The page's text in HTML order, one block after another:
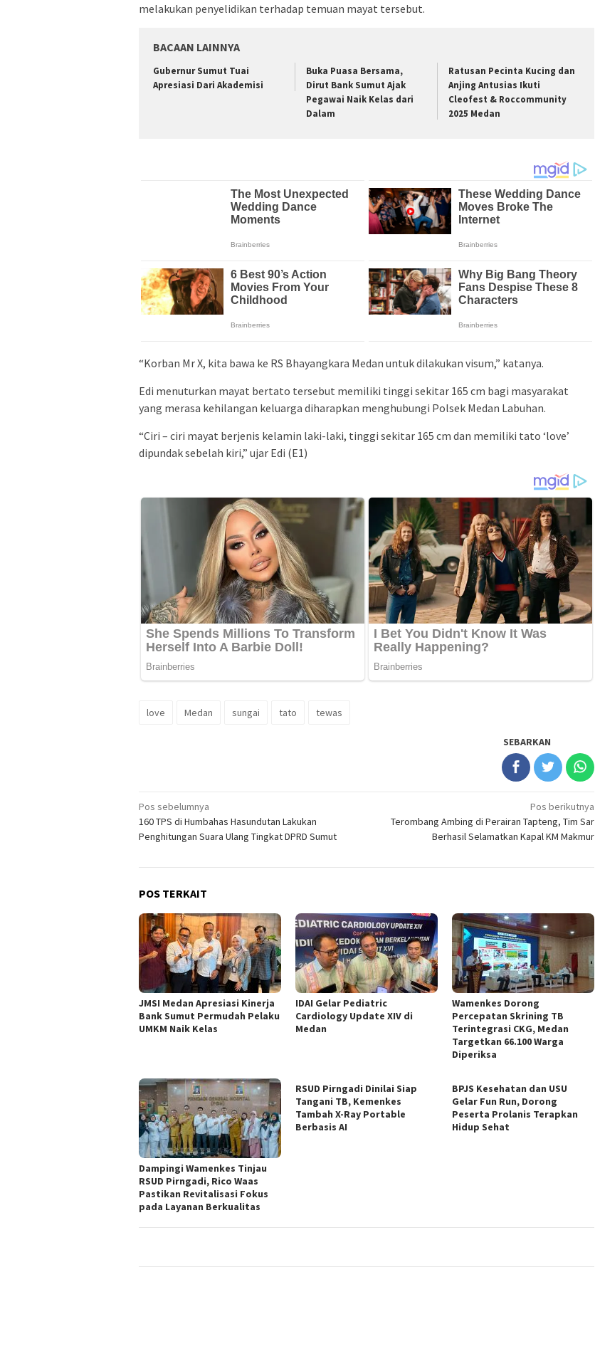
melakukan penyelidikan terhadap temuan mayat tersebut.
BACAAN LAINNYA
Gubernur Sumut Tuai
Apresiasi Dari Akademisi
Buka Puasa Bersama,
Dirut Bank Sumut Ajak
Pegawai Naik Kelas dari
Dalam
Ratusan Pecinta Kucing dan
Anjing Antusias Ikuti
Cleofest & Roccommunity
2025 Medan
“Korban Mr X, kita bawa ke RS Bhayangkara Medan untuk dilakukan visum,” katanya.
Edi menuturkan mayat bertato tersebut memiliki tinggi sekitar 165 cm bagi masyarakat
yang merasa kehilangan keluarga diharapkan menghubungi Polsek Medan Labuhan.
“Ciri – ciri mayat berjenis kelamin laki-laki, tinggi sekitar 165 cm dan memiliki tato ‘love’
dipundak sebelah kiri,” ujar Edi (E1)
love Medan sungai tato tewas
SEBARKAN
Navigasi
pos
Pos sebelumnya
160 TPS di Humbahas Hasundutan Lakukan
Penghitungan Suara Ulang Tingkat DPRD Sumut
Pos berikutnya
Terombang Ambing di Perairan Tapteng, Tim Sar
Berhasil Selamatkan Kapal KM Makmur
POS TERKAIT
JMSI Medan Apresiasi Kinerja
Bank Sumut Permudah Pelaku
UMKM Naik Kelas
IDAI Gelar Pediatric
Cardiology Update XIV di
Medan
Wamenkes Dorong
Percepatan Skrining TB
Terintegrasi CKG, Medan
Targetkan 66.100 Warga
Diperiksa
Dampingi Wamenkes Tinjau
RSUD Pirngadi, Rico Waas
Pastikan Revitalisasi Fokus
pada Layanan Berkualitas
RSUD Pirngadi Dinilai Siap
Tangani TB, Kemenkes
Tambah X-Ray Portable
Berbasis AI
BPJS Kesehatan dan USU
Gelar Fun Run, Dorong
Peserta Prolanis Terapkan
Hidup Sehat